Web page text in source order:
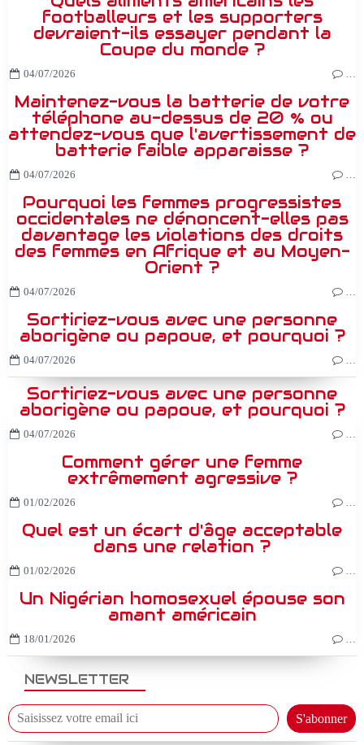
NEWSLETTER
footballeurs et les supporters
devraient-ils essayer pendant la
Coupe du monde ?
04/07/2026 …
Maintenez-vous la batterie de votre
téléphone au-dessus de 20 % ou
attendez-vous que l'avertissement de
batterie faible apparaisse ?
04/07/2026 …
Pourquoi les femmes progressistes
occidentales ne dénoncent-elles pas
davantage les violations des droits
des femmes en Afrique et au Moyen-
Orient ?
04/07/2026 …
Sortiriez-vous avec une personne
aborigène ou papoue, et pourquoi ?
04/07/2026 …
Sortiriez-vous avec une personne
aborigène ou papoue, et pourquoi ?
04/07/2026 …
Comment gérer une femme
extrêmement agressive ?
01/02/2026 …
Quel est un écart d'âge acceptable
dans une relation ?
01/02/2026 …
Un Nigérian homosexuel épouse son
amant américain
18/01/2026 …